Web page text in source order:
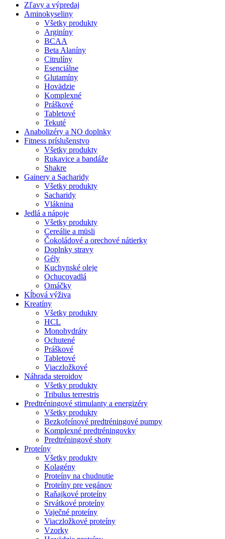
Zľavy a výpredaj
Aminokyseliny
Všetky produkty
Arginíny
BCAA
Beta Alaníny
Citrulíny
Esenciálne
Glutamíny
Hovädzie
Komplexné
Práškové
Tabletové
Tekuté
Anabolizéry a NO doplnky
Fitness príslušenstvo
Všetky produkty
Rukavice a bandáže
Shakre
Gainery a Sacharidy
Všetky produkty
Sacharidy
Vláknina
Jedlá a nápoje
Všetky produkty
Cereálie a müsli
Čokoládové a orechové nátierky
Doplnky stravy
Gély
Kuchynské oleje
Ochucovadlá
Omáčky
Kĺbová výživa
Kreatíny
Všetky produkty
HCL
Monohydráty
Ochutené
Práškové
Tabletové
Viaczložkové
Náhrada steroidov
Všetky produkty
Tribulus terrestris
Predtréningové stimulanty a energizéry
Všetky produkty
Bezkofeínové predtréningové pumpy
Komplexné predtréningovky
Predtréningové shoty
Proteíny
Všetky produkty
Kolagény
Proteíny na chudnutie
Proteíny pre vegánov
Raňajkové proteíny
Srvátkové proteíny
Vaječné proteíny
Viaczložkové proteíny
Vzorky